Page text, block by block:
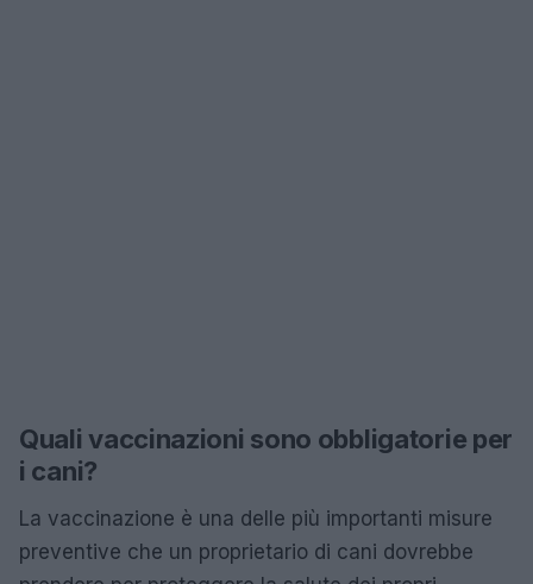
Quali vaccinazioni sono obbligatorie per
i cani?
La vaccinazione è una delle più importanti misure
preventive che un proprietario di cani dovrebbe